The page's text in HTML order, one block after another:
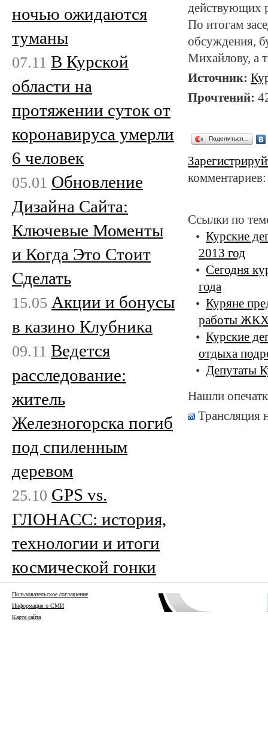
действующих
По итогам
обсуждения,
Михайлову, а
Источник:
Прочтений:
Поделиться…
Ссылки по
Курские
2013 год
Сегодня
года
Куряне
работы
Курские
отдыха
Депутаты
Нашли
Трансляция
ночью ожидаются
туманы
07.11 В Курской
области на
протяжении суток от
коронавируса умерли
6 человек
05.01 Обновление
Дизайна Сайта:
Ключевые Моменты
и Когда Это Стоит
Сделать
15.05 Акции и бонусы
в казино Клубника
09.11 Ведется
расследование:
житель
Железногорска погиб
под спиленным
деревом
25.10 GPS vs.
ГЛОНАСС: история,
технологии и итоги
космической гонки
Пользовательское соглашение
Информация о СМИ
Карта сайта